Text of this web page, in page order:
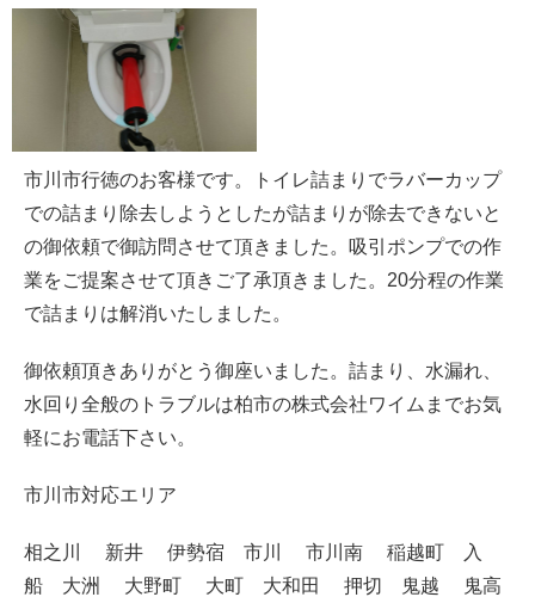
市川市行徳のお客様です。トイレ詰まりでラバーカップ
での詰まり除去しようとしたが詰まりが除去できないと
の御依頼で御訪問させて頂きました。吸引ポンプでの作
業をご提案させて頂きご了承頂きました。20分程の作業
で詰まりは解消いたしました。
御依頼頂きありがとう御座いました。詰まり、水漏れ、
水回り全般のトラブルは柏市の株式会社ワイムまでお気
軽にお電話下さい。
市川市対応エリア
相之川 新井 伊勢宿 市川 市川南 稲越町 入
船 大洲 大野町 大町 大和田 押切 鬼越 鬼高